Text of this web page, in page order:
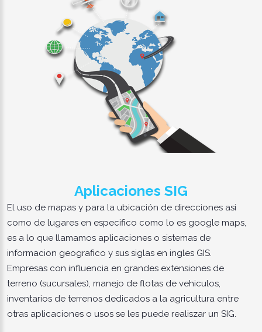
Aplicaciones SIG
El uso de mapas y para la ubicación de direcciones asi
como de lugares en especifico como lo es google maps,
es a lo que llamamos aplicaciones o sistemas de
informacion geografico y sus siglas en ingles GIS.
Empresas con influencia en grandes extensiones de
terreno (sucursales), manejo de flotas de vehiculos,
inventarios de terrenos dedicados a la agricultura entre
otras aplicaciones o usos se les puede realiszar un SIG.